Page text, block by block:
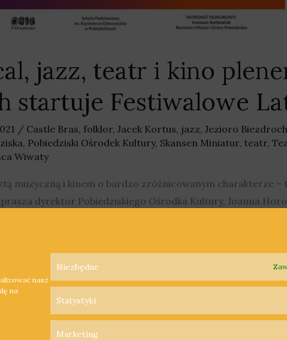
nasz
na
Niezbędne
Statystyki
Marketing
jazz, teatr i kino
startuje Festiwalowe
/ Castle Bras, folklor, Jacek Kortus, jazz, Jezioro
, Pobiedziski Ośrodek Kultury, Skansen Miniatur, teatr,
Wiwaty
muzyczną i kinem o bardzo zróżnicowanym charakterze –
dyrektor Pobiedziskiego Ośrodka Kultury, Joanna